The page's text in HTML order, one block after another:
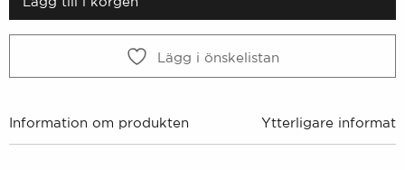
kr.
kr.
Lägg i önskelistan
Information om produkten Ytterligare